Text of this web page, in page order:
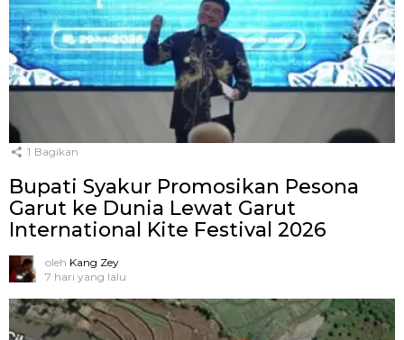
1 Bagikan
Bupati Syakur Promosikan Pesona
Garut ke Dunia Lewat Garut
International Kite Festival 2026
oleh Kang Zey
7 hari yang lalu